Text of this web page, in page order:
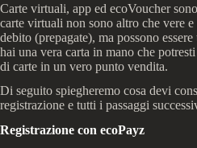
Carte virtuali, app ed ecoVoucher
carte virtuali non sono altro che vere
debito (prepagate), ma possono
hai una vera carta in mano che
di carte in un vero punto vendita.
Di seguito spiegheremo cosa devi
registrazione e tutti i passaggi
Registrazione con ecoPayz